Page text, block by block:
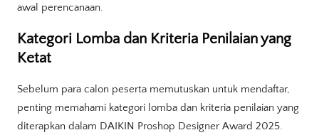
awal perencanaan.
Kategori Lomba dan Kriteria Penilaian yang
Ketat
Sebelum para calon peserta memutuskan untuk mendaftar,
penting memahami kategori lomba dan kriteria penilaian yang
diterapkan dalam DAIKIN Proshop Designer Award 2025.